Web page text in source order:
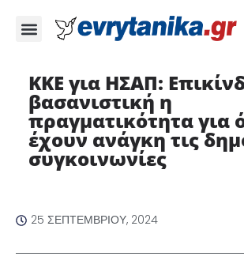
ΚΚΕ για ΗΣΑΠ:
βασανιστική η
πραγματικότητα για
έχουν ανάγκη τις
συγκοινωνίες
25 ΣΕΠΤΕΜΒΡΊΟΥ, 2024